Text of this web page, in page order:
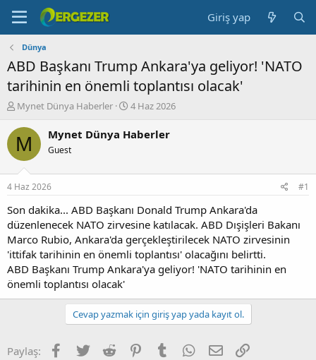
Giriş yap
Dünya
ABD Başkanı Trump Ankara'ya geliyor! 'NATO
tarihinin en önemli toplantısı olacak'
K
n
b
u
u
b
a
ş
l
a
t
a
n
Mynet Dünya Haberler
B
ş
ç
a
r
i
h
4 Haz 2026
M Mynet Dünya Haberler
Guest
4 Haz 2026 #1
Son dakika... ABD Başkanı Donald Trump Ankara'da
düzenlenecek NATO zirvesine katılacak. ABD Dışişleri Bakanı
Marco Rubio, Ankara'da gerçekleştirilecek NATO zirvesinin
'ittifak tarihinin en önemli toplantısı' olacağını belirtti.
ABD Başkanı Trump Ankara'ya geliyor! 'NATO tarihinin en
önemli toplantısı olacak'
Cevap yazmak için giriş yap yada kayıt ol.
Paylaş: Facebook
Twitter Reddit PinterestTumblr WhatsApp
E-posta